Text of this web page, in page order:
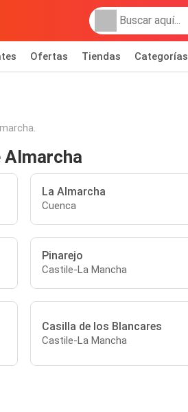
Ofertas Tiendas Categorías
Almarcha
La Almarcha
Cuenca
Pinarejo
Castile-La Mancha
Casilla de los Blancares
Castile-La Mancha